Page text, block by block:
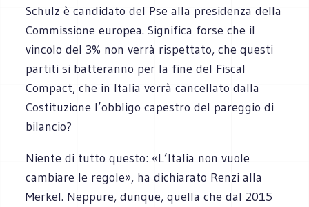
Schulz è candidato del Pse alla presidenza della
Commissione europea. Significa forse che il
vincolo del 3% non verrà rispettato, che questi
partiti si batteranno per la fine del Fiscal
Compact, che in Italia verrà cancellato dalla
Costituzione l’obbligo capestro del pareggio di
bilancio?
Niente di tutto questo: «L’Italia non vuole
cambiare le regole», ha dichiarato Renzi alla
Merkel. Neppure, dunque, quella che dal 2015